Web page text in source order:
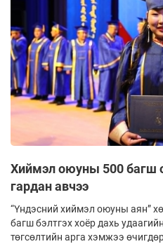
Хиймэл оюуны 500 багш
гардан авчээ
“Үндэсний хиймэл оюуны аян”
багш бэлтгэх хоёр дахь
төгсөлтийн арга хэмжээ